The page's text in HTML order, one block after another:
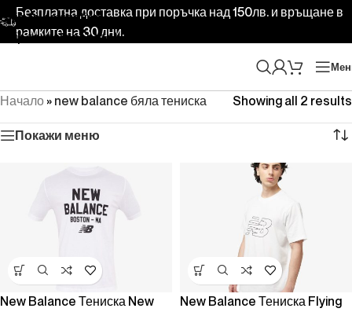
Skip to navigation
Skip to main content
Безплатна доставка при поръчка над 150лв. и връщане в
рамките на 30 дни.
Начало » new balance бяла тениска Showing all 2 results
Покажи меню
New Balance Тениска New
New Balance Тениска Flying